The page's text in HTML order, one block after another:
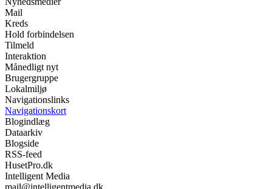
Mail
Kreds
Hold forbindelsen
Tilmeld
Interaktion
Månedligt nyt
Brugergruppe
Lokalmiljø
Navigationslinks
Navigationskort
Blogindlæg
Dataarkiv
Blogside
RSS-feed
HusetPro.dk
Intelligent Media
mail@intelligentmedia.dk